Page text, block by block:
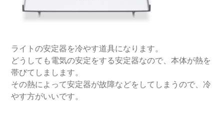
ライトの安定器を冷やす道具になります。
どうしても電気の安定をする安定器なので、本体が熱を
帯びてしまします。
その熱によって安定器が故障などをしてしまうので、冷
やす方がいいです。